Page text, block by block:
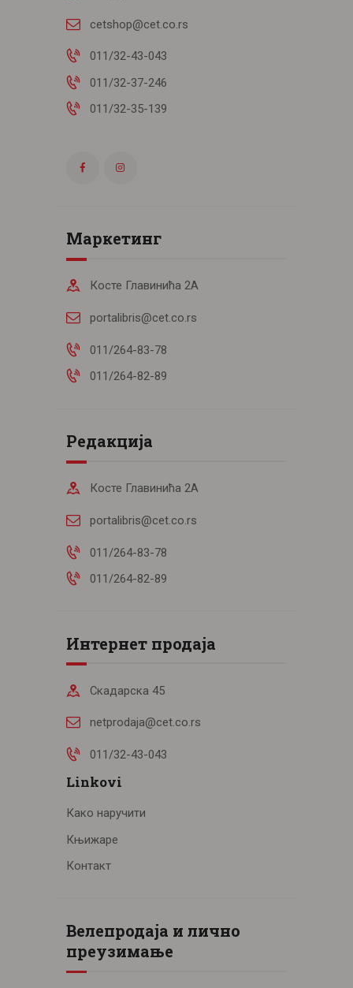
cetshop@cet.co.rs
011/32-43-043
011/32-37-246
011/32-35-139
Маркетинг
Косте Главинића 2А
portalibris@cet.co.rs
011/264-83-78
011/264-82-89
Редакција
Косте Главинића 2А
portalibris@cet.co.rs
011/264-83-78
011/264-82-89
Интернет продаја
Скадарска 45
netprodaja@cet.co.rs
011/32-43-043
Linkovi
Како наручити
Књижаре
Контакт
Велепродаја и лично
преузимање